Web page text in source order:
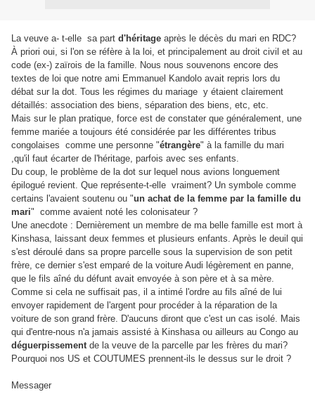
La veuve a- t-elle sa part d'héritage après le décès du mari en RDC?
À priori oui, si l'on se réfère à la loi, et principalement au droit civil et au
code (ex-) zaïrois de la famille. Nous nous souvenons encore des
textes de loi que notre ami Emmanuel Kandolo avait repris lors du
débat sur la dot. Tous les régimes du mariage y étaient clairement
détaillés: association des biens, séparation des biens, etc, etc.
Mais sur le plan pratique, force est de constater que généralement, une
femme mariée a toujours été considérée par les différentes tribus
congolaises comme une personne "étrangère" à la famille du mari
,qu'il faut écarter de l'héritage, parfois avec ses enfants.
Du coup, le problème de la dot sur lequel nous avions longuement
épilogué revient. Que représente-t-elle vraiment? Un symbole comme
certains l'avaient soutenu ou "un achat de la femme par la famille du
mari" comme avaient noté les colonisateur ?
Une anecdote : Dernièrement un membre de ma belle famille est mort à
Kinshasa, laissant deux femmes et plusieurs enfants. Après le deuil qui
s'est déroulé dans sa propre parcelle sous la supervision de son petit
frère, ce dernier s'est emparé de la voiture Audi légèrement en panne,
que le fils aîné du défunt avait envoyée à son père et à sa mère.
Comme si cela ne suffisait pas, il a intimé l'ordre au fils aîné de lui
envoyer rapidement de l'argent pour procéder à la réparation de la
voiture de son grand frère. D'aucuns diront que c'est un cas isolé. Mais
qui d'entre-nous n'a jamais assisté à Kinshasa ou ailleurs au Congo au
déguerpissementde la veuve de la parcelle par les frères du mari?
Pourquoi nos US et COUTUMES prennent-ils le dessus sur le droit ?
Messager